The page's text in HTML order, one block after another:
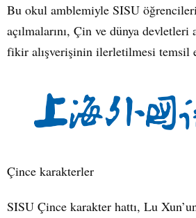
Bu okul amblemiyle SISU
açılmalarını, Çin ve dünya devletleri
fikir alışverişinin ilerletilmesi temsil
Çince karakterler
SISU Çince karakter hattı, Lu